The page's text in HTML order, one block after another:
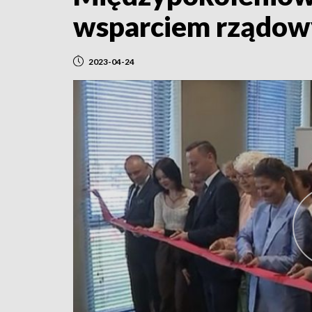
wsparciem
2023-04-24